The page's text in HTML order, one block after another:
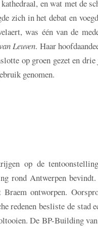
en wat met de
zich in het debat en
was één van de
Leuven. Haar
op groen gezet en
genomen.
op de
rond Antwerpen
ontworpen.
redenen besliste de stad
De BP-Building